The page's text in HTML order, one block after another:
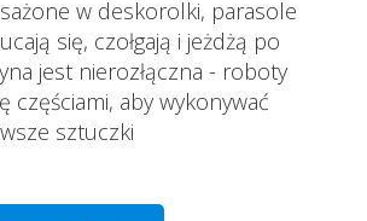
w deskorolki, parasole
się, czołgają i jeżdżą po
jest nierozłączna - roboty
częściami, aby wykonywać
sztuczki